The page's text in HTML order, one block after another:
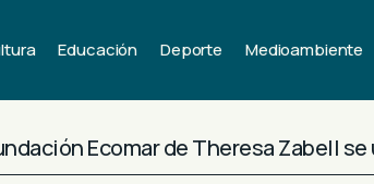
Educación Deporte Medioambiente
Ecomar de Theresa Zabell